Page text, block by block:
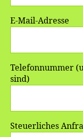
E-Mail-Adresse
Telefonnummer
sind)
Steuerliches